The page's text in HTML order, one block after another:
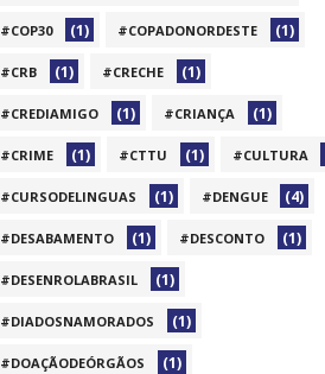
#COP30 (1) #COPADONORDESTE (1)
#CRB (1) #CRECHE (1)
#CREDIAMIGO (1) #CRIANÇA (1)
#CRIME (1) #CTTU (1) #CULTURA
#CURSODELINGUAS (1) #DENGUE (4)
#DESABAMENTO (1) #DESCONTO (1)
#DESENROLABRASIL (1)
#DIADOSNAMORADOS (1)
#DOAÇÃODEÓRGÃOS (1)